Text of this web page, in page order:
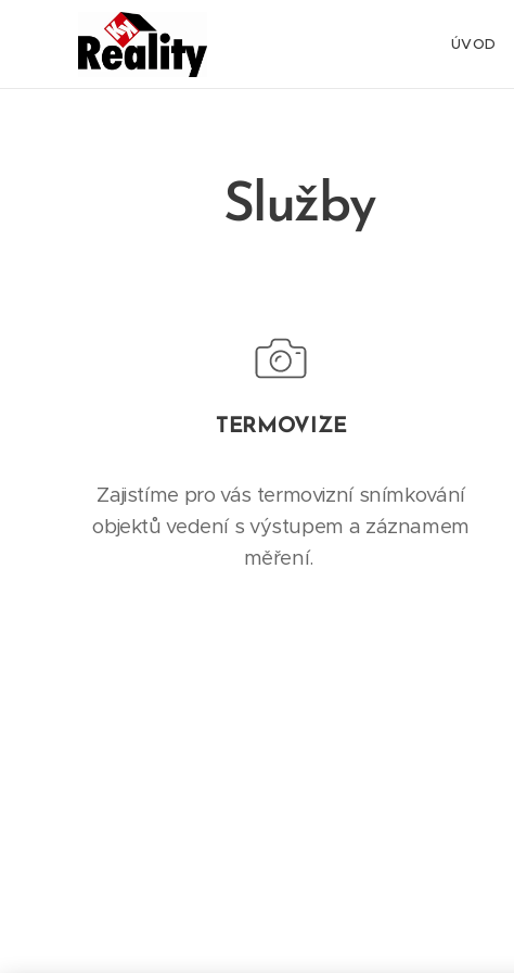
ÚVOD
Služby
TERMOVIZE
Zajistíme pro vás termovizní snímkování
objektů vedení s výstupem a záznamem
měření.